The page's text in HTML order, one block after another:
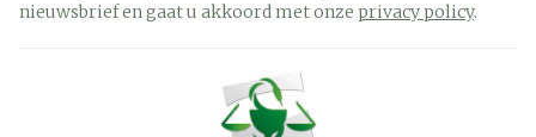
nieuwsbrief en gaat u akkoord met onze privacy policy.